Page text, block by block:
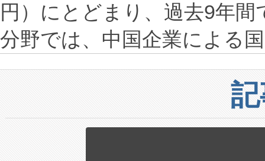
円）にとどまり、過去9年
分野では、中国企業による